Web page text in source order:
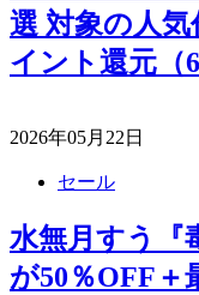
選 対象の人気
イント還元（
2026年05月22日
セール
水無月すう『
が50％OFF＋